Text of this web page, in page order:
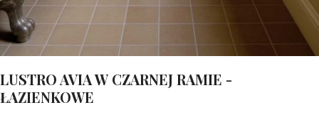
LUSTRO AVIA W CZARNEJ RAMIE -
ŁAZIENKOWE